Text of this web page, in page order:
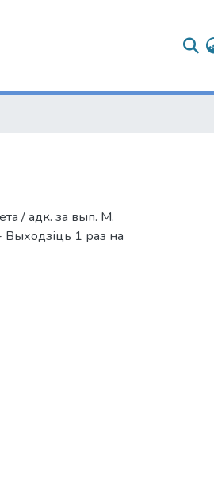
/ адк. за вып. М.
1 раз на